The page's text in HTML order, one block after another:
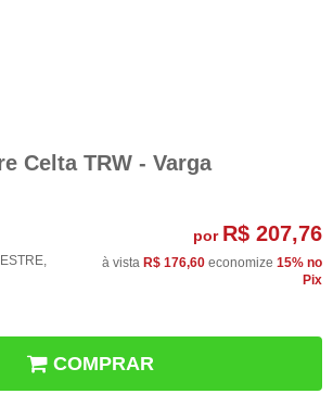
Celta TRW - Varga
,
por R$ 207,76
à vista R$ 176,60 economize 15% no
Pix
COMPRAR